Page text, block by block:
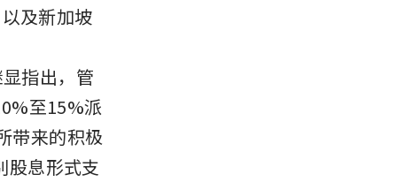
及新加坡
指出，管
至15%派
带来的积极
股息形式支